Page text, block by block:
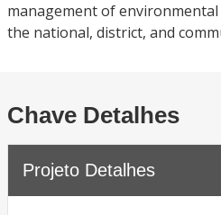
management of
the national, district, and
Chave Detalhes
Projeto Detalhes